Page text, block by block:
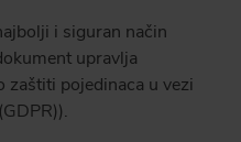
i siguran način
upravlja
pojedinaca u vezi